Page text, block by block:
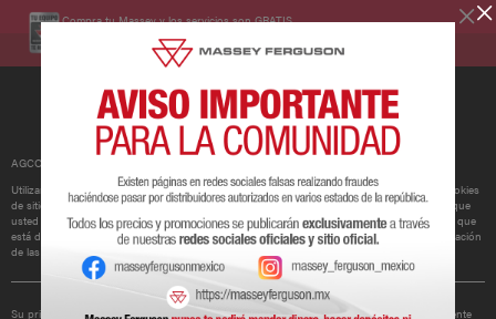
Compra tu Massey y los servicios son GRATIS.
AGCO ha actualizado su política de cookies.
Utilizamos cookies para mejorar y personalizar nuestros sitios y servicios. Esto incluye cookies
de sitios web de redes sociales de terceros, que pueden realizar un seguimiento del uso que
usted hace de nuestro sitio web. Si continúa sin cambiar su configuración, supondremos que
está dispuesto a recibir todas las cookies en nuestro sitio web. Puede cambiar la configuración
de las cookies en cualquier momento.
Obtener más información
Su privacidad es importante para nosotros. Por lo tanto, AGCO ha actualizado recientemente